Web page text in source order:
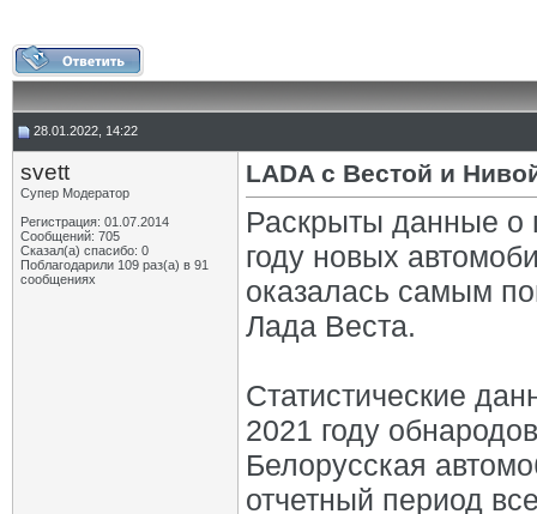
28.01.2022, 14:22
svett
Супер Модератор
Регистрация: 01.07.2014
Сообщений: 705
Сказал(а) спасибо: 0
Поблагодарили 109 раз(а) в 91
сообщениях
LADA с Вестой и
Раскрыты данные о
году новых
оказалась самым
Лада Веста.
Статистические
2021 году
Белорусская
отчетный период